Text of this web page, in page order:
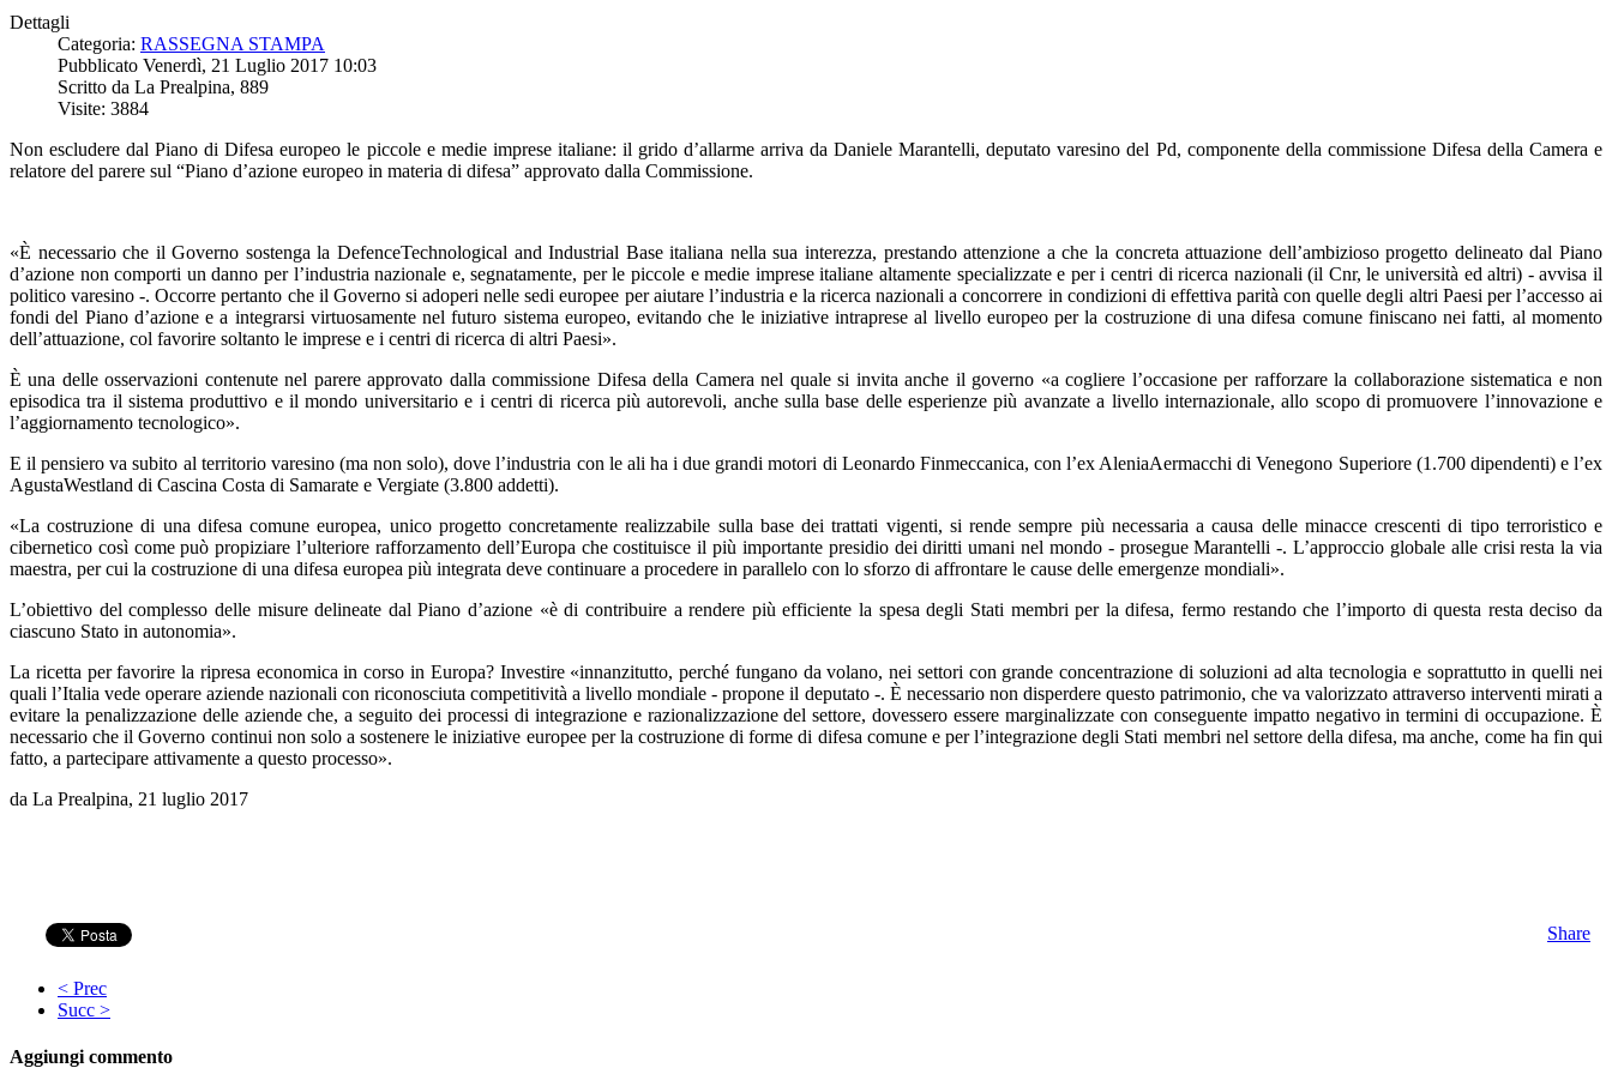
Dettagli
Categoria: RASSEGNA STAMPA
Pubblicato Venerdì, 21 Luglio 2017 10:03
Scritto da La Prealpina, 889
Visite: 3884
Non escludere dal Piano di Difesa europeo le piccole e medie imprese italiane: il grido d’allarme arriva da Daniele Marantelli, deputato varesino del Pd, componente della commissione Difesa della Camera e
relatore del parere sul “Piano d’azione europeo in materia di difesa” approvato dalla Commissione.
«È necessario che il Governo sostenga la DefenceTechnological and Industrial Base italiana nella sua interezza, prestando attenzione a che la concreta attuazione dell’ambizioso progetto delineato dal Piano
d’azione non comporti un danno per l’industria nazionale e, segnatamente, per le piccole e medie imprese italiane altamente specializzate e per i centri di ricerca nazionali (il Cnr, le università ed altri) - avvisa il
politico varesino -. Occorre pertanto che il Governo si adoperi nelle sedi europee per aiutare l’industria e la ricerca nazionali a concorrere in condizioni di effettiva parità con quelle degli altri Paesi per l’accesso ai
fondi del Piano d’azione e a integrarsi virtuosamente nel futuro sistema europeo, evitando che le iniziative intraprese al livello europeo per la costruzione di una difesa comune finiscano nei fatti, al momento
dell’attuazione, col favorire soltanto le imprese e i centri di ricerca di altri Paesi».
È una delle osservazioni contenute nel parere approvato dalla commissione Difesa della Camera nel quale si invita anche il governo «a cogliere l’occasione per rafforzare la collaborazione sistematica e non
episodica tra il sistema produttivo e il mondo universitario e i centri di ricerca più autorevoli, anche sulla base delle esperienze più avanzate a livello internazionale, allo scopo di promuovere l’innovazione e
l’aggiornamento tecnologico».
E il pensiero va subito al territorio varesino (ma non solo), dove l’industria con le ali ha i due grandi motori di Leonardo Finmeccanica, con l’ex AleniaAermacchi di Venegono Superiore (1.700 dipendenti) e l’ex
AgustaWestland di Cascina Costa di Samarate e Vergiate (3.800 addetti).
«La costruzione di una difesa comune europea, unico progetto concretamente realizzabile sulla base dei trattati vigenti, si rende sempre più necessaria a causa delle minacce crescenti di tipo terroristico e
cibernetico così come può propiziare l’ulteriore rafforzamento dell’Europa che costituisce il più importante presidio dei diritti umani nel mondo - prosegue Marantelli -. L’approccio globale alle crisi resta la via
maestra, per cui la costruzione di una difesa europea più integrata deve continuare a procedere in parallelo con lo sforzo di affrontare le cause delle emergenze mondiali».
L’obiettivo del complesso delle misure delineate dal Piano d’azione «è di contribuire a rendere più efficiente la spesa degli Stati membri per la difesa, fermo restando che l’importo di questa resta deciso da
ciascuno Stato in autonomia».
La ricetta per favorire la ripresa economica in corso in Europa? Investire «innanzitutto, perché fungano da volano, nei settori con grande concentrazione di soluzioni ad alta tecnologia e soprattutto in quelli nei
quali l’Italia vede operare aziende nazionali con riconosciuta competitività a livello mondiale - propone il deputato -. È necessario non disperdere questo patrimonio, che va valorizzato attraverso interventi mirati a
evitare la penalizzazione delle aziende che, a seguito dei processi di integrazione e razionalizzazione del settore, dovessero essere marginalizzate con conseguente impatto negativo in termini di occupazione. È
necessario che il Governo continui non solo a sostenere le iniziative europee per la costruzione di forme di difesa comune e per l’integrazione degli Stati membri nel settore della difesa, ma anche, come ha fin qui
fatto, a partecipare attivamente a questo processo».
da La Prealpina, 21 luglio 2017
Share
< Prec
Succ >
Aggiungi commento